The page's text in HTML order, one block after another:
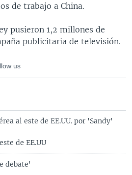
de trabajo a China.
pusieron 1,2 millones de
publicitaria de televisión.
us
al este de EE.UU. por 'Sandy'
de EE.UU
debate'